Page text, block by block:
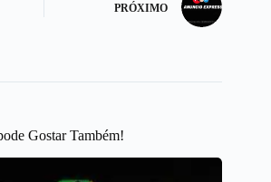
PRÓXIMO
Gostar Também!